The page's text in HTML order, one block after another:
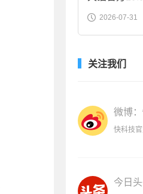
皂2斤大促
2026-07-31
关注我们
微博：
快科技
今日头